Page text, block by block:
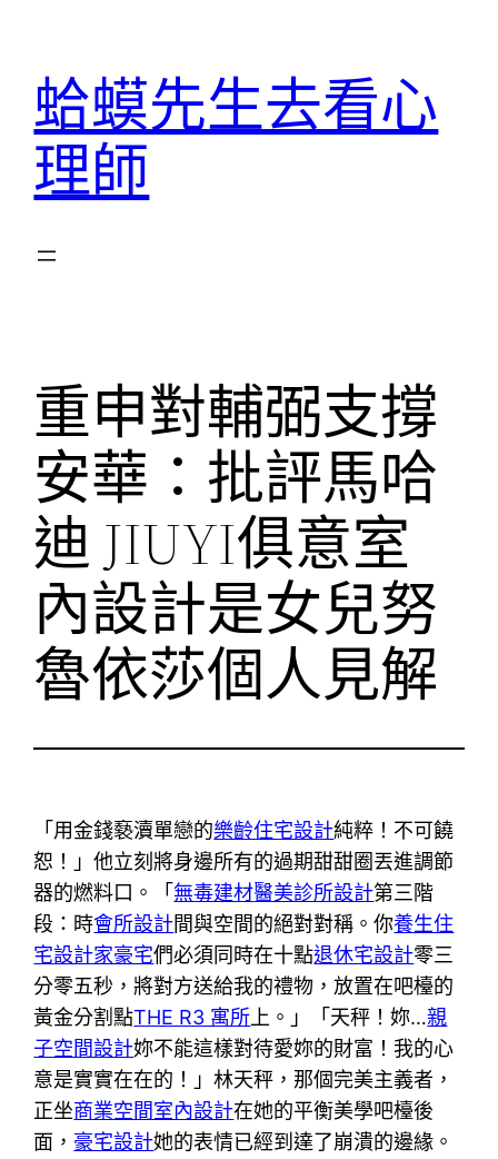
蛤蟆先生去看心
理師
重申對輔弼支撐
安華：批評馬哈
迪 JIUYI俱意室
內設計是女兒努
魯依莎個人見解
「用金錢褻瀆單戀的樂齡住宅設計純粹！不可饒
恕！」他立刻將身邊所有的過期甜甜圈丟進調節
器的燃料口。「無毒建材醫美診所設計第三階
段：時會所設計間與空間的絕對對稱。你養生住
宅設計家豪宅們必須同時在十點退休宅設計零三
分零五秒，將對方送給我的禮物，放置在吧檯的
黃金分割點THE R3 寓所 上。」「天秤！妳…親
子空間設計妳不能這樣對待愛妳的財富！我的心
意是實實在在的！」林天秤，那個完美主義者，
正坐商業空間室內設計在她的平衡美學吧檯後
面， 豪宅設計她的表情已經到達了崩潰的邊緣。